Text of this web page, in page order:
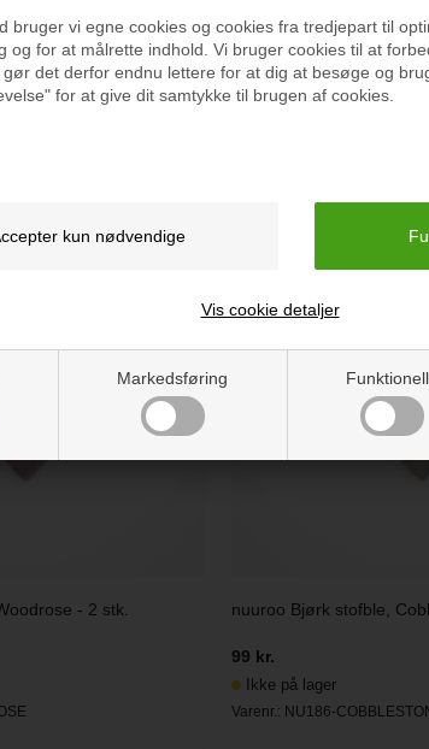
bruger vi egne cookies og cookies fra tredjepart til
og for at målrette indhold. Vi bruger cookies til at
det derfor endnu lettere for at dig at besøge og
for at give dit samtykke til brugen af cookies.
Markedsføring
Vis cookie detaljer
Golden
Nuuroo Aki junior
299 kr.
- 2 stk. nuuroo Bjørk stofble,
99 kr.
Ikke på lager
Varenr.: NU186-